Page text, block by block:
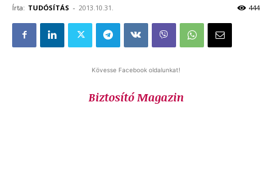
Írta: TUDÓSÍTÁS - 2013.10.31. 444
Kövesse Facebook oldalunkat!
Biztosító Magazin